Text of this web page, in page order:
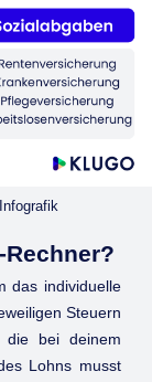
das individuelle
Steuern
die bei deinem
Lohns musst